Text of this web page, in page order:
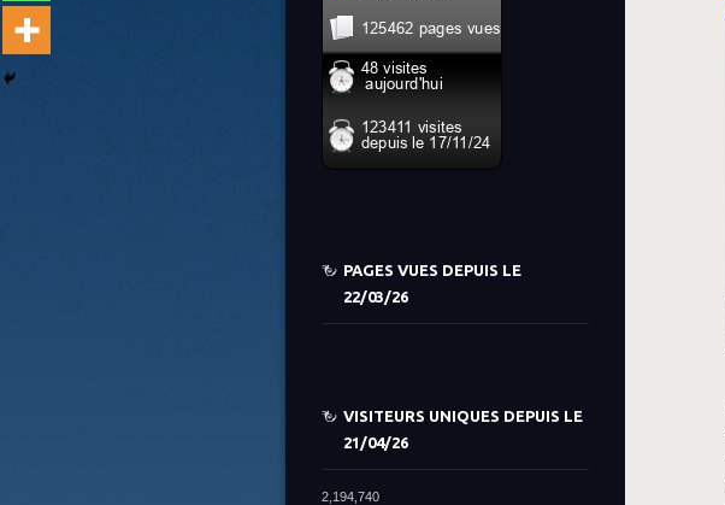
PAGES VUES DEPUIS LE
22/03/26
VISITEURS UNIQUES DEPUIS LE
21/04/26
2,194,740